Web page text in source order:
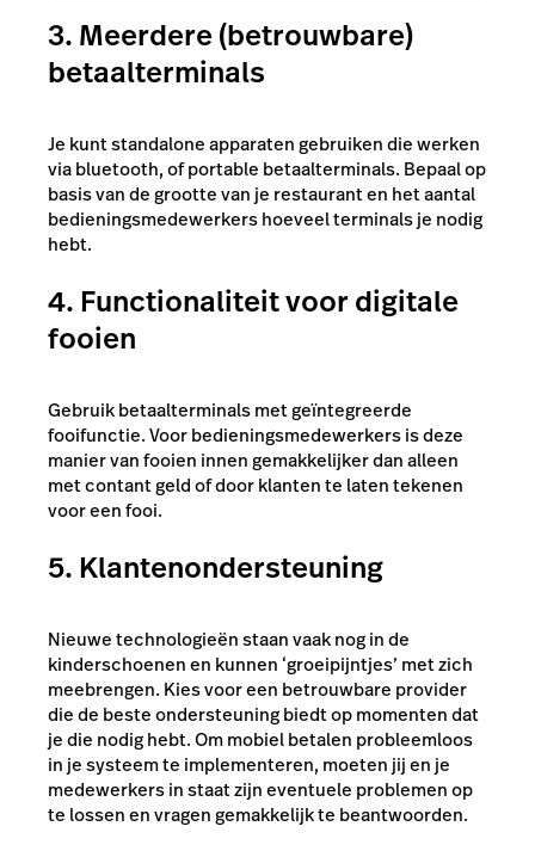
3. Meerdere (betrouwbare)
betaalterminals
Je kunt standalone apparaten gebruiken die werken
via bluetooth, of portable betaalterminals. Bepaal op
basis van de grootte van je restaurant en het aantal
bedieningsmedewerkers hoeveel terminals je nodig
hebt.
4. Functionaliteit voor digitale
fooien
Gebruik betaalterminals met geïntegreerde
fooifunctie. Voor bedieningsmedewerkers is deze
manier van fooien innen gemakkelijker dan alleen
met contant geld of door klanten te laten tekenen
voor een fooi.
5. Klantenondersteuning
Nieuwe technologieën staan vaak nog in de
kinderschoenen en kunnen ‘groeipijntjes’ met zich
meebrengen. Kies voor een betrouwbare provider
die de beste ondersteuning biedt op momenten dat
je die nodig hebt. Om mobiel betalen probleemloos
in je systeem te implementeren, moeten jij en je
medewerkers in staat zijn eventuele problemen op
te lossen en vragen gemakkelijk te beantwoorden.